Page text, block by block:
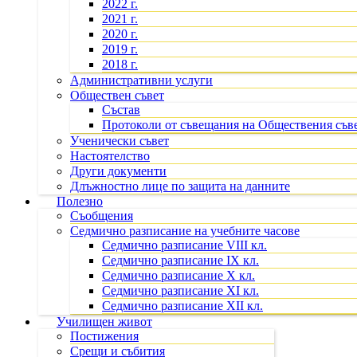
2022 г.
2021 г.
2020 г.
2019 г.
2018 г.
Административни услуги
Обществен съвет
Състав
Протоколи от съвещания на Обществения
Ученически съвет
Настоятелство
Други документи
Длъжностно лице по защита на данните
Полезно
Съобщения
Седмично разписание на учебните часове
Седмично разписание VIII кл.
Седмично разписание IX кл.
Седмично разписание X кл.
Седмично разписание XI кл.
Седмично разписание XII кл.
Училищен живот
Постижения
Срещи и събития